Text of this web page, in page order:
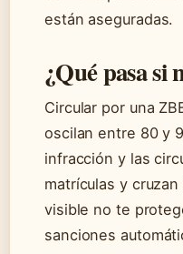
están aseguradas.
¿Qué pasa si
Circular por una
oscilan entre 80 y
infracción y las
matrículas y
visible no te
sanciones